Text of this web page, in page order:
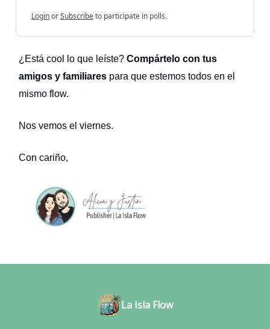
LoginorSubscribeto participate in polls.
¿Está cool lo que leíste? Compártelo con tus
amigos y familiares para que estemos todos en el
mismo flow.
Nos vemos el viernes.
Con cariño,
La Isla Flow